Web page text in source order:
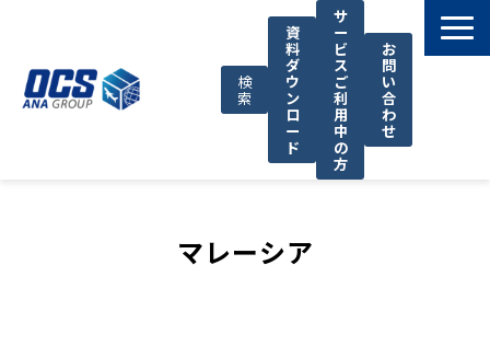
検
索
資
料
ダ
ウ
ン
ロ
ー
ド
サ
ー
ビ
ス
ご
利
用
中
の
方
お
問
い
合
わ
せ
OCSが選ばれる理由
マレーシア